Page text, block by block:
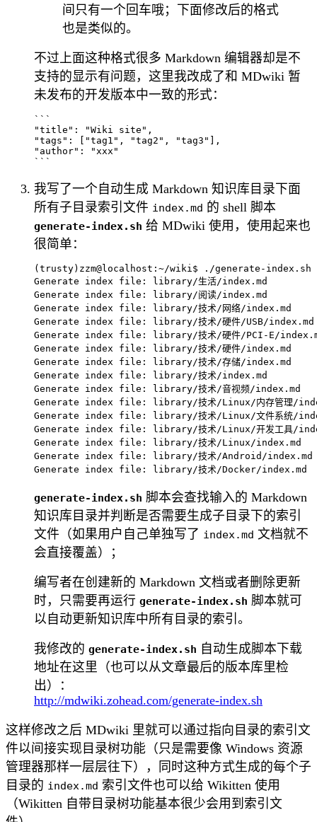
间只有一个回车哦；下面修改后的格式
也是类似的。
不过上面这种格式很多 Markdown 编辑器却是不
支持的显示有问题，这里我改成了和 MDwiki 暂
未发布的开发版本中一致的形式：
```
"title": "Wiki site",
"tags": ["tag1", "tag2", "tag3"],
"author": "xxx"
我写了一个自动生成 Markdown 知识库目录下面
所有子目录索引文件 index.md 的 shell 脚本
generate-index.sh 给 MDwiki 使用，使用起来也
很简单：
(trusty)zzm@localhost:~/wiki$ ./generate-
Generate index file: library/生活/index.md
Generate index file: library/阅读/index.md
Generate index file: library/技术/网络/index.md
Generate index file: library/技术/硬件/USB/index.md
Generate index file: library/技术/硬件/PCI-E/
Generate index file: library/技术/硬件/index.md
Generate index file: library/技术/存储/index.md
Generate index file: library/技术/index.md
Generate index file: library/技术/音视频/index.md
Generate index file: library/技术/Linux/内存管理/
Generate index file: library/技术/Linux/文件系统/
Generate index file: library/技术/Linux/开发工具/
Generate index file: library/技术/Linux/index.md
Generate index file: library/技术/Android/index.md
generate-index.sh 脚本会查找输入的 Markdown
知识库目录并判断是否需要生成子目录下的索引
文件（如果用户自己单独写了 index.md 文档就不
会直接覆盖）；
编写者在创建新的 Markdown 文档或者删除更新
时，只需要再运行 generate-index.sh 脚本就可
以自动更新知识库中所有目录的索引。
我修改的 generate-index.sh
自动生成脚本下载
地址在这里（也可以从文章最后的版本库里检
出）：
http://mdwiki.zohead.com/generate-index.sh
这样修改之后 MDwiki 里就可以通过指向目录的索引文
件以间接实现目录树功能（只是需要像 Windows 资源
管理器那样一层层往下），同时这种方式生成的每个子
目录的 index.md 索引文件也可以给 Wikitten 使用
（Wikitten 自带目录树功能基本很少会用到索引文